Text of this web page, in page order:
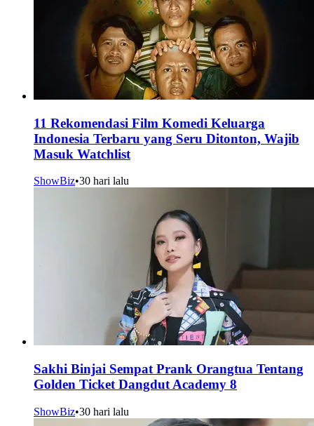
11 Rekomendasi Film Komedi Keluarga
Indonesia Terbaru yang Seru Ditonton, Wajib
Masuk Watchlist
ShowBiz•30 hari lalu
Sakhi Binjai Sempat Prank Orangtua Tentang
Golden Ticket Dangdut Academy 8
ShowBiz•30 hari lalu